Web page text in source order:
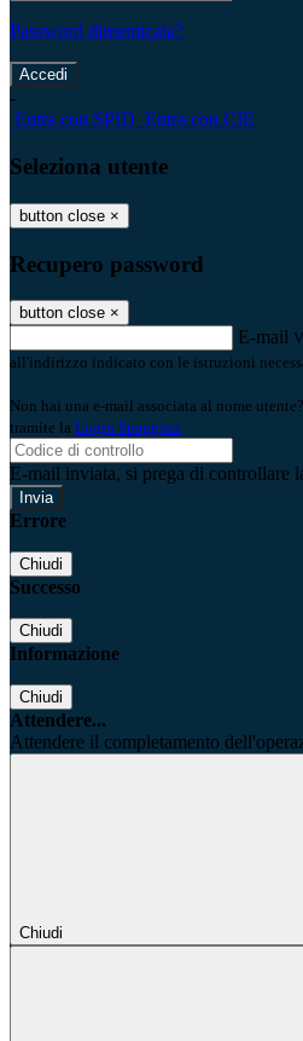
Password dimenticata?
-
Entra con SPID Entra con CIE
Seleziona utente
button close ×
Recupero password
button close ×
E-mail
all'indirizzo indicato con le istruzioni
Non hai una e-mail associata al nome
tramite la Login Spaggiari
E-mail inviata, si prega di controllare
Errore
Chiudi
Successo
Chiudi
Informazione
Chiudi
Attendere...
Attendere il completamento
Chiudi